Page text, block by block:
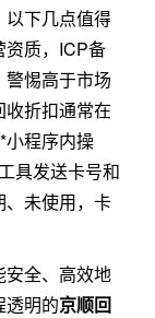
以下几点值得
资质，ICP备
惕高于市场
折扣通常在
小程序内操
具发送卡号和
、未使用，卡
安全、高效地
透明的京顺回